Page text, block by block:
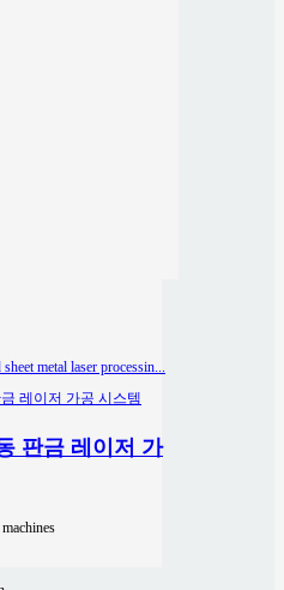
판금 레이저 가